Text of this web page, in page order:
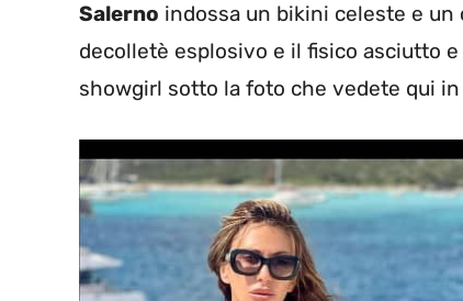
Salerno indossa un bikini celeste e
decolletè esplosivo e il fisico asciutto
showgirl sotto la foto che vedete qui